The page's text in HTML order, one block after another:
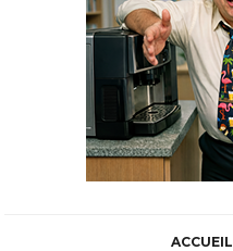
ACCUEIL